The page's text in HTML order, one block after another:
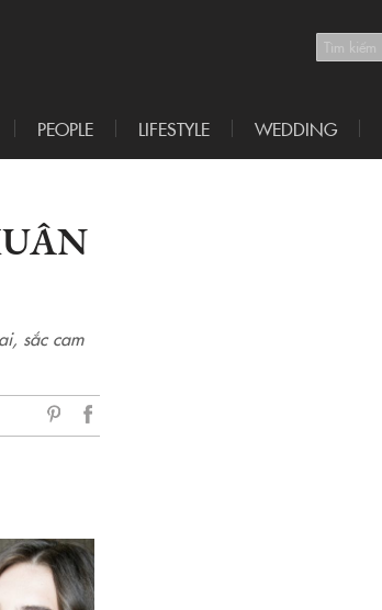
PEOPLE LIFESTYLE WEDDING
sắc cam